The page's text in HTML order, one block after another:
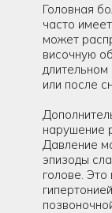
Головная
часто
может
височную
или после
нарушение
Давление
эпизоды
голове. Это